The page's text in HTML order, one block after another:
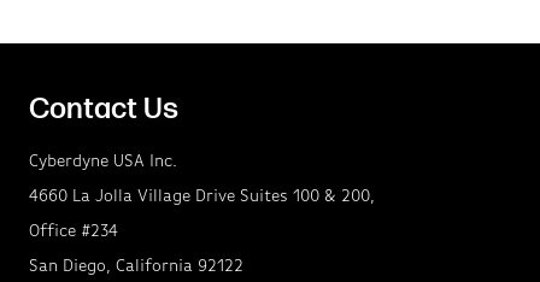
Contact Us
Cyberdyne USA Inc.
4660 La Jolla Village Drive Suites 100 & 200,
Office #234
San Diego, California 92122